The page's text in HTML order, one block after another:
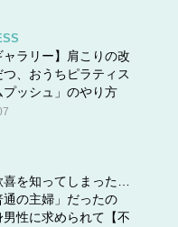
ャラリー】肩こりの改
つ、おうちピラティス
プッシュ」のやり方
喜を知ってしまった…
通の主婦」だったの
男性に求められて【不